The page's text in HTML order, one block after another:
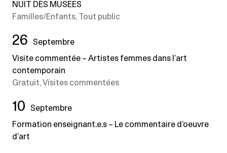
NUIT DES MUSEES
Familles/Enfants, Tout public
26
Septembre
Visite commentée – Artistes femmes dans l’art
contemporain
Gratuit, Visites commentées
10
Septembre
Formation enseignant.e.s – Le commentaire d’oeuvre
d’art